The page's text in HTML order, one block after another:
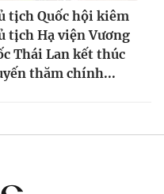
tịch Quốc hội kiêm
tịch Hạ viện Vương
Thái Lan kết thúc
thăm chính...